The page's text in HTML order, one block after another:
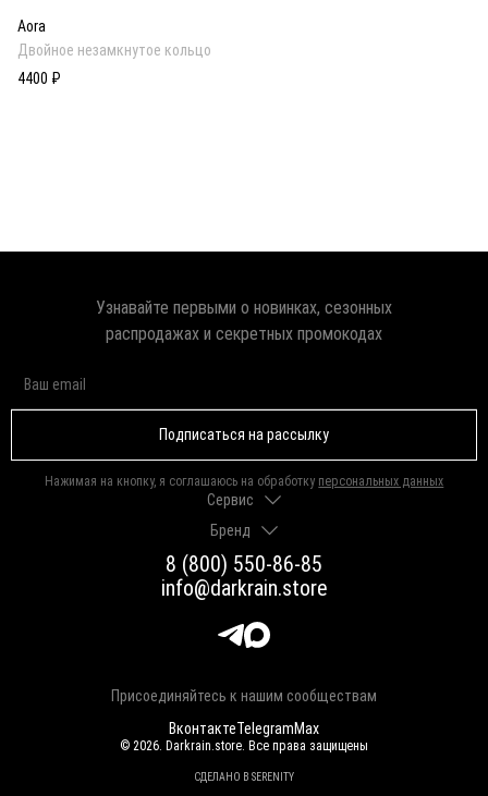
Aora
Двойное незамкнутое кольцо
4400 ₽
8 (800) 550-86-85
info@darkrain.store
Присоединяйтесь к нашим сообществам
ВконтактеTelegramMax
Сервис
Доставка и оплата
Гарантии и возврат
Как выбрать размер
Уход за украшениями
Яндекс Пэй
Долями
Бренд
О нас
Программа лояльности
Магазины
Узнавайте первыми о новинках, сезонных
распродажах и секретных промокодах
Подписаться на рассылку
Нажимая на кнопку, я соглашаюсь на обработку персональных данных
© 2026. Darkrain.store. Все права защищены
СДЕЛАНО В SERENITY